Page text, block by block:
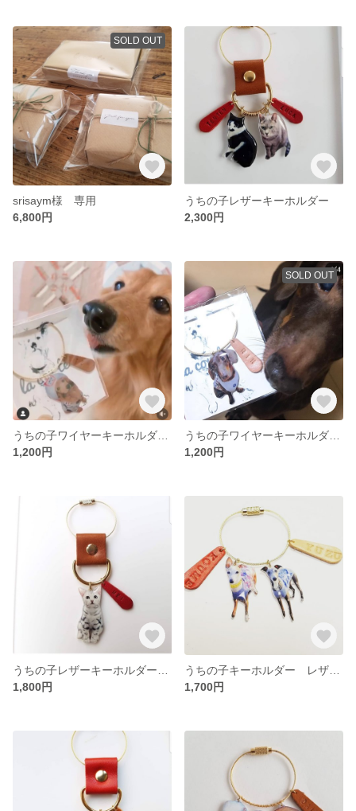
SOLD OUT
srisaym様 専用
6,800円
うちの子レザーキーホルダー
2,300円
1,200円
SOLD OUT
1,200円
1,800円
1,700円